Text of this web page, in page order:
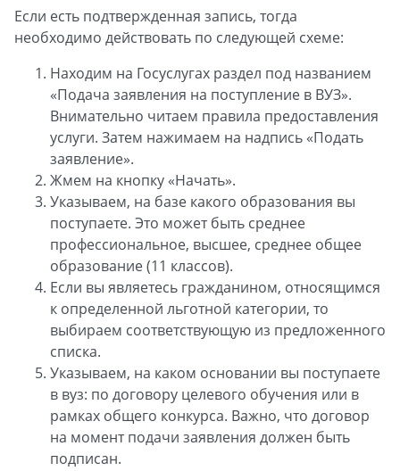
Если есть подтвержденная запись, тогда
необходимо действовать по следующей схеме:
Находим на Госуслугах раздел под названием
«Подача заявления на поступление в ВУЗ».
Внимательно читаем правила предоставления
услуги. Затем нажимаем на надпись «Подать
заявление».
Жмем на кнопку «Начать».
Указываем, на базе какого образования вы
поступаете. Это может быть среднее
профессиональное, высшее, среднее общее
образование (11 классов).
Если вы являетесь гражданином, относящимся
к определенной льготной категории, то
выбираем соответствующую из предложенного
списка.
Указываем, на каком основании вы поступаете
в вуз: по договору целевого обучения или в
рамках общего конкурса. Важно, что договор
на момент подачи заявления должен быть
подписан.